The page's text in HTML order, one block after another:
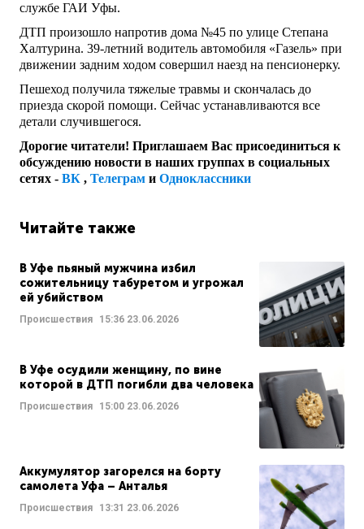
службе ГАИ Уфы.
ДТП произошло напротив дома №45 по улице Степана
Халтурина. 39-летний водитель автомобиля «Газель» при
движении задним ходом совершил наезд на пенсионерку.
Пешеход получила тяжелые травмы и скончалась до
приезда скорой помощи. Сейчас устанавливаются все
детали случившегося.
Дорогие читатели! Приглашаем Вас присоединиться к
обсуждению новости в наших группах в социальных
сетях - ВК , Телеграм и Одноклассники
Читайте также
В Уфе пьяный мужчина избил
сожительницу табуретом и угрожал
ей убийством
Происшествия 15:36 23.06.2026
В Уфе осудили женщину, по вине
которой в ДТП погибли два человека
Происшествия 15:00 23.06.2026
Аккумулятор загорелся на борту
самолета Уфа – Анталья
Происшествия 13:31 23.06.2026